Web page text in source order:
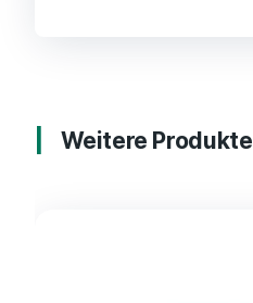
Weitere Produkte